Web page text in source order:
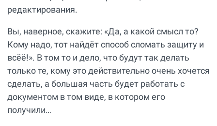
редактирования.
Вы, наверное, скажите: «Да, а какой смысл то?
Кому надо, тот найдёт способ сломать защиту и
всёё!». В том то и дело, что будут так делать
только те, кому это действительно очень хочется
сделать, а большая часть будет работать с
документом в том виде, в котором его
получили…